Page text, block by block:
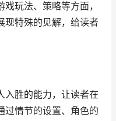
玩法、策略等方面，
现特殊的见解，给读者
入胜的能力，让读者在
过情节的设置、角色的